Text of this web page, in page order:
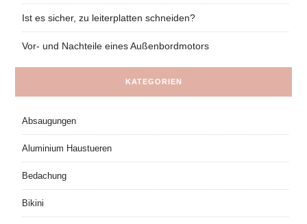
Ist es sicher, zu leiterplatten schneiden?
Vor- und Nachteile eines Außenbordmotors
KATEGORIEN
Absaugungen
Aluminium Haustueren
Bedachung
Bikini